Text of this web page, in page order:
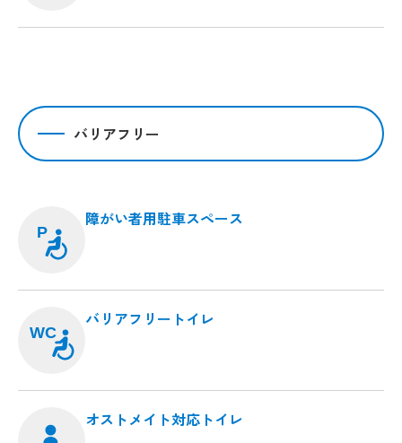
バリアフリー
P
障がい者用駐車スペース
WC
バリアフリートイレ
オストメイト対応トイレ